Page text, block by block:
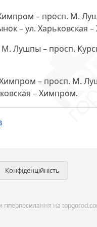
– просп. М.
– ул. Харьковская
М. Лушпы – просп.
– просп. М.
– Химпром.
Конфіденційність
гіперпосилання на